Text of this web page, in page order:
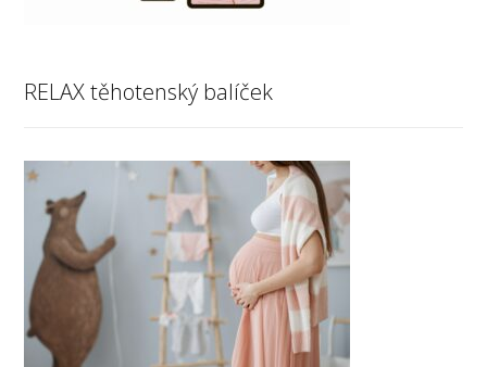
RELAX těhotenský balíček